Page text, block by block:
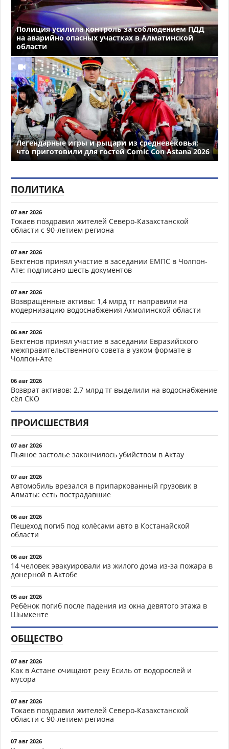
Полиция усилила контроль за соблюдением ПДД
на аварийно опасных участках в Алматинской
области
Легендарные игры и рыцари из средневековья:
что приготовили для гостей Comic Con Astana 2026
ПОЛИТИКА
07 авг 2026
Токаев поздравил жителей Северо-Казахстанской
области с 90-летием региона
07 авг 2026
Бектенов принял участие в заседании ЕМПС в Чолпон-
Ате: подписано шесть документов
07 авг 2026
Возвращённые активы: 1,4 млрд тг направили на
модернизацию водоснабжения Акмолинской области
06 авг 2026
Бектенов принял участие в заседании Евразийского
межправительственного совета в узком формате в
Чолпон-Ате
06 авг 2026
Возврат активов: 2,7 млрд тг выделили на водоснабжение
сёл СКО
ПРОИСШЕСТВИЯ
07 авг 2026
Пьяное застолье закончилось убийством в Актау
07 авг 2026
Автомобиль врезался в припаркованный грузовик в
Алматы: есть пострадавшие
06 авг 2026
Пешеход погиб под колёсами авто в Костанайской
области
06 авг 2026
14 человек эвакуировали из жилого дома из-за пожара в
донерной в Актобе
05 авг 2026
Ребёнок погиб после падения из окна девятого этажа в
Шымкенте
ОБЩЕСТВО
07 авг 2026
Как в Астане очищают реку Есиль от водорослей и
мусора
07 авг 2026
Токаев поздравил жителей Северо-Казахстанской
области с 90-летием региона
07 авг 2026